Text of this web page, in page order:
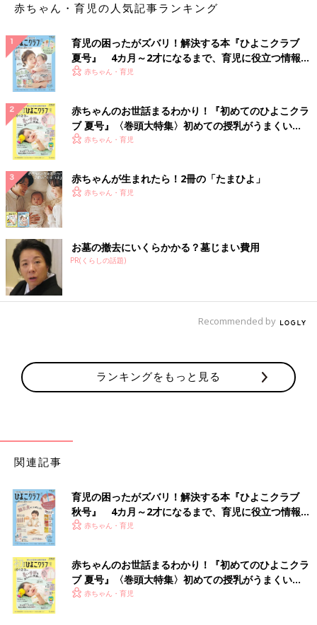
わらず続けます。
子ども達には隠し続けるようにと、釘はさします」
「15年、たったひとりと関係を続けたのなら、浮気でも遊びでも
ないということ。
『今さらそんなこと聞かされても、私はどうすればいいの？ 知
らないままでいたかった 』とは言うけど友人関係は続けます」
「その友人が少し羨ましいかも（笑） 私に今、好きな人がいる
からでしょう（何もありませんよ）。
私は結婚25年、夫とは仲良しで同士のような関係です。そして今
では恋愛対象ではない。
最近はお互い他に好きな人がいてもいいんじゃないかなって、思
います。今の夫とならお互いの恋バナで盛り上がれるような気が
する。
でも子どもは複雑でしょうから、現実的には無理なんですがね」
「私は夫の浮気が原因で離婚していますが、なんとも思わない。
実際、私も友人から不倫を告白されたけど、『へ〜、そうなんだ
引きするし付き合いはやめますが。
すてき！ とは思わないけど、嫌悪感はないです」
「こんなこと書くと荒れるかもですが、私は今の『不倫＝犯罪レ
ベル』という風潮が理解できません。不貞を責めることができる
不倫という選択をしてもそれは本人の人生。外野がとやかく言う
権限はないはずです」
他人の不倫にいろいろ言うのはお門違い、という人が多いようで
「みなさん、とても参考になりました。とはいえまだまだ心の整
理がつかない、というのが本音です。ちょっと距離をとりながら
のお付き合いとなりそうです」
赤ちゃん・育児の人気記事ランキング
育児の困ったがズバリ！解決する本『ひよこクラブ
夏号』 4カ月～2才になるまで、育児に役立つ情報が
いっぱい！
赤ちゃん・育児
赤ちゃんのお世話まるわかり！『初めてのひよこクラ
ブ 夏号』〈巻頭大特集〉初めての授乳がうまくい
く！ おっぱい・ミルクの基本と夏のトラブル 解決テ
赤ちゃん・育児
赤ちゃんが生まれたら！2冊の「たまひよ」
赤ちゃん・育児
お墓の撤去にいくらかかる？墓じまい費用
PR(くらしの話題)
Recommended by
ランキングをもっと見る
関連記事
育児の困ったがズバリ！解決する本『ひよこクラブ
秋号』 4カ月～2才になるまで、育児に役立つ情報が
いっぱい！
赤ちゃん・育児
赤ちゃんのお世話まるわかり！『初めてのひよこクラ
ブ 夏号』〈巻頭大特集〉初めての授乳がうまくい
く！ おっぱい・ミルクの基本と夏のトラブル 解決テ
赤ちゃん・育児